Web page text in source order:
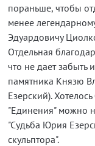
пораньше, чтобы
менее
Эдуардовичу
Отдельная
что не дает забыть
памятника Князю
Езерский).
"Единения" можно
"Судьба Юрия
скульптора".